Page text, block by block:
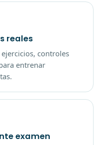
reales
controles
entrenar
examen